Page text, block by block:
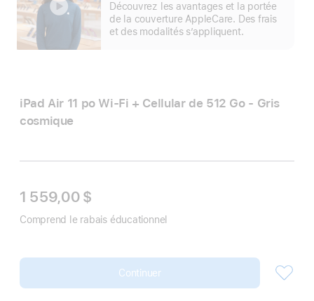
Découvrez les avantages et la portée
de la couverture AppleCare. Des frais
et des modalités s’appliquent.
iPad Air 11 po Wi‑Fi + Cellular de 512 Go - Gris
cosmique
1 559,00 $
Comprend le rabais éducationnel
Continuer